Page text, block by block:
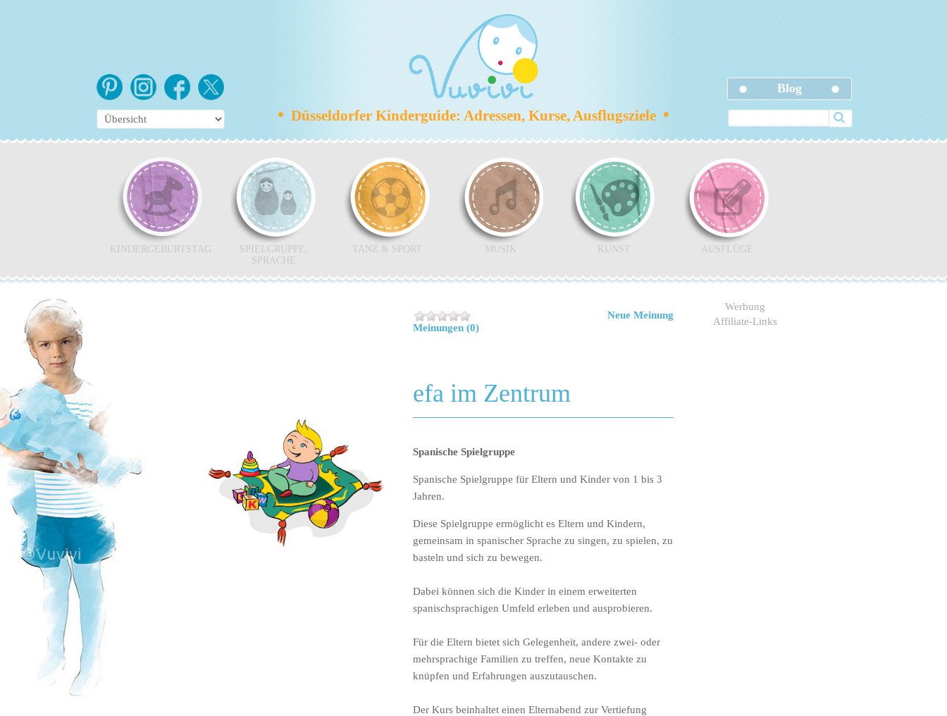
Blog
•Düsseldorfer Kinderguide: Adressen, Kurse, Ausflugsziele•
KINDERGEBURTSTAG
SPIELGRUPPE,
SPRACHE
TANZ & SPORT MUSIK KUNST AUSFLÜGE
Meinungen (0)
Neue Meinung
efa im Zentrum
Spanische Spielgruppe
Spanische Spielgruppe für Eltern und Kinder von 1 bis 3
Jahren.
Diese Spielgruppe ermöglicht es Eltern und Kindern,
gemeinsam in spanischer Sprache zu singen, zu spielen, zu
basteln und sich zu bewegen.
Dabei können sich die Kinder in einem erweiterten
spanischsprachigen Umfeld erleben und ausprobieren.
Für die Eltern bietet sich Gelegenheit, andere zwei- oder
mehrsprachige Familien zu treffen, neue Kontakte zu
knüpfen und Erfahrungen auszutauschen.
Der Kurs beinhaltet einen Elternabend zur Vertiefung
Werbung
Affiliate-Links